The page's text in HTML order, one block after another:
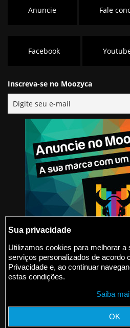
Anuncie Fale
Facebook
Inscreva-se no Moozyca
@2015-2026 Moozyca
Sua privacidade
Utilizamos cookies para melhorar a
serviços personalizados de acordo
Privacidade e, ao continuar
estas condições.
Saiba
OK